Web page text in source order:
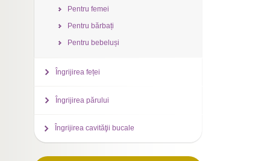
Pentru femei
Pentru bărbați
Pentru bebeluși
Îngrijirea feței
Îngrijirea părului
Îngrijirea cavităţii bucale